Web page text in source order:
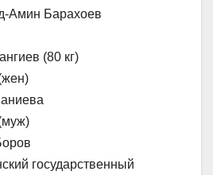
Амин Барахоев
(80 кг)
государственный